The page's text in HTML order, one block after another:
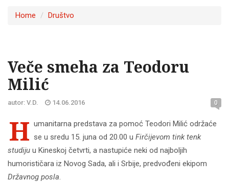
Home Društvo
Veče smeha za Teodoru
Milić
autor: V.D. 14.06.2016 0
H umanitarna predstava za pomoć Teodori Milić održaće
se u sredu 15. juna od 20.00 u Firčijevom tink tenk
studiju u Kineskoj četvrti, a nastupiće neki od najboljih
humorističara iz Novog Sada, ali i Srbije, predvođeni ekipom
Državnog posla.